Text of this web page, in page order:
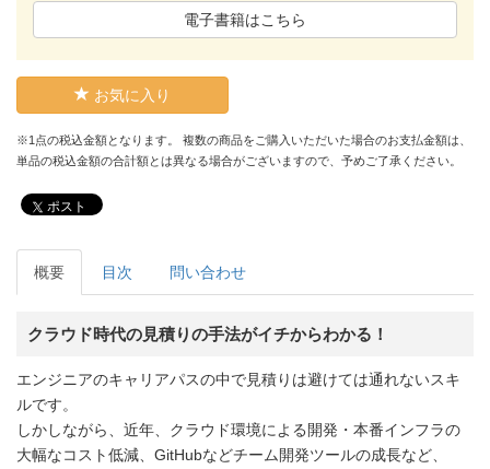
電子書籍はこちら
お気に入り
※1点の税込金額となります。 複数の商品をご購入いただいた場合のお支払金額は、
単品の税込金額の合計額とは異なる場合がございますので、予めご了承ください。
ポスト
概要 目次 問い合わせ
クラウド時代の見積りの手法がイチからわかる！
エンジニアのキャリアパスの中で見積りは避けては通れないスキ
ルです。
しかしながら、近年、クラウド環境による開発・本番インフラの
大幅なコスト低減、GitHubなどチーム開発ツールの成長など、